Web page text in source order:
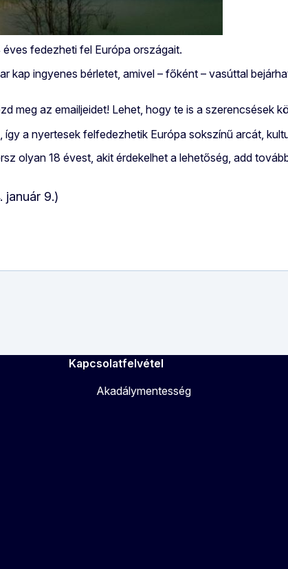
fedezheti fel Európa országait.
ingyenes bérletet, amivel – főként – vasúttal
meg az emailjeidet! Lehet, hogy te is a szerencsések
a nyertesek felfedezhetik Európa sokszínű arcát,
olyan 18 évest, akit érdekelhet a lehetőség, add
január 9.)
Kapcsolatfelvétel
Akadálymentesség